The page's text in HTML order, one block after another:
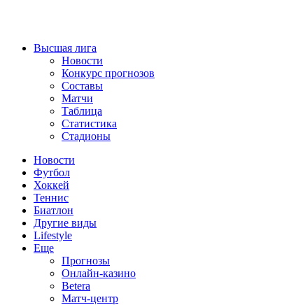
Высшая лига
Новости
Конкурс прогнозов
Составы
Матчи
Таблица
Статистика
Стадионы
Новости
Футбол
Хоккей
Теннис
Биатлон
Другие виды
Lifestyle
Еще
Прогнозы
Онлайн-казино
Betera
Матч-центр